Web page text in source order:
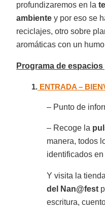
profundizaremos en la
ambiente y por eso se
reciclajes, otro sobre
aromáticas con un
Programa de
1. ENTRADA –
– Punto de
– Recoge la
manera, todos
identificados
Y visita la
del Nan@fest
escritura,